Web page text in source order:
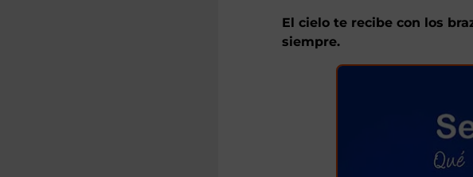
El cielo te recibe con los
siempre.